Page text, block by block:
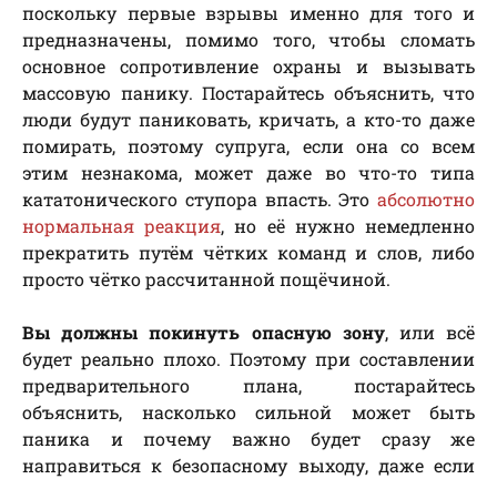
поскольку первые взрывы именно для того и
предназначены, помимо того, чтобы сломать
основное сопротивление охраны и вызывать
массовую панику. Постарайтесь объяснить, что
люди будут паниковать, кричать, а кто-то даже
помирать, поэтому супруга, если она со всем
этим незнакома, может даже во что-то типа
кататонического ступора впасть. Это абсолютно
нормальная реакция, но её нужно немедленно
прекратить путём чётких команд и слов, либо
просто чётко рассчитанной пощёчиной.
Вы должны покинуть опасную зону, или всё
будет реально плохо. Поэтому при составлении
предварительного плана, постарайтесь
объяснить, насколько сильной может быть
паника и почему важно будет сразу же
направиться к безопасному выходу, даже если